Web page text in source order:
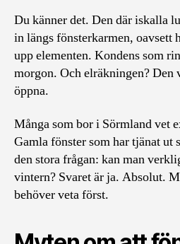
Du känner det. Den där iskalla
in längs fönsterkarmen, oavsett
upp elementen. Kondens som
morgon. Och elräkningen? Den
öppna.
Många som bor i Sörmland vet
Gamla fönster som har tjänat ut
den stora frågan: kan man
vintern? Svaret är ja. Absolut.
behöver veta först.